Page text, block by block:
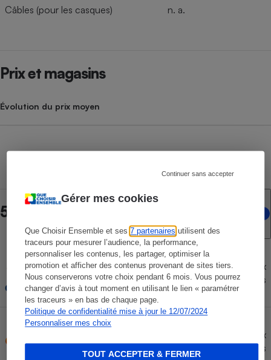
Gérer mes cookies
Que Choisir Ensemble et ses7 partenaires utilisent des
traceurs pour mesurer l’audience, la performance,
personnaliser les contenus, les partager, optimiser la
promotion et afficher des contenus provenant de sites tiers.
Nous conserverons votre choix pendant 6 mois. Vous pourrez
changer d’avis à tout moment en utilisant le lien « paramétrer
les traceurs » en bas de chaque page.
Politique de confidentialité mise à jour le 12/07/2024
Personnaliser mes choix
Continuer sans accepter
TOUT ACCEPTER & FERMER
Câbles (pour les casques) n. a.
Prix et magasins
Évolution du prix moyen
5 points de vente en ligne
CARREFOUR
Contenu réservé aux
abonnés
CDISCOUNT
Contenu réservé aux
abonnés